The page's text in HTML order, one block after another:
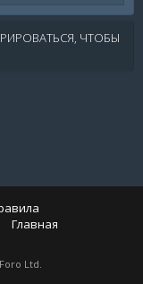
ЧТОБЫ
Главная
Ltd.